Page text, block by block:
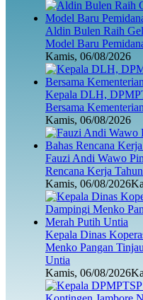
Aldin Bulen Raih
Model Baru
Kamis, 06/08/2026
Kepala DLH,
Bersama
Kamis, 06/08/2026
Fauzi Andi Wawo
Rencana Kerja
Kamis, 06/08/2026
Kepala Dinas
Menko Pangan
Untia
Kamis, 06/08/2026